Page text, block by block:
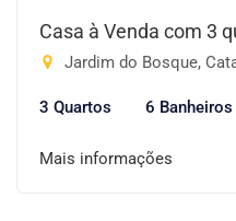
Casa à Venda com 3
Jardim do Bosque,
3 Quartos 6 Banheiros
Mais informações